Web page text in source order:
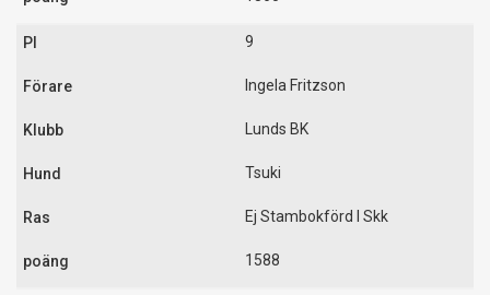
9
Ingela Fritzson
Lunds BK
Tsuki
Ej Stambokförd I Skk
1588